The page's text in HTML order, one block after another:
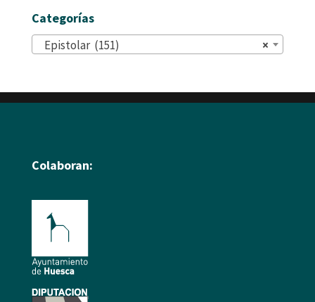
Categorías
×
Epistolar (151)
Colaboran: